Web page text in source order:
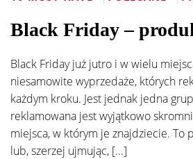
Black Friday –
Black Friday już jutro i w wielu
niesamowite wyprzedaże, których
każdym kroku. Jest jednak jedna
reklamowana jest wyjątkowo
miejsca, w którym je znajdziecie. To
lub, szerzej ujmując, [...]